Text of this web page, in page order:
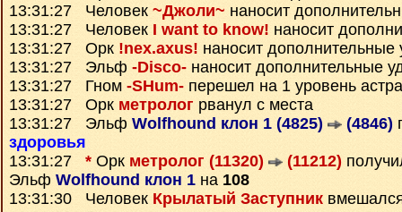
13:31:27 Человек ~Джоли~ наносит
13:31:27 Человек I want to know! наносит
13:31:27 Орк !nex.axus! наносит дополнительные
13:31:27 Эльф -Disco- наносит дополнительные
13:31:27 Гном -SHum- перешел на 1 уровень
13:31:27 Орк метролог рванул с места
13:31:27 Эльф Wolfhound клон 1 (4825) (4846)
здоровья
13:31:27 * Орк метролог (11320) (11212)
Эльф Wolfhound клон 1 на 108
13:31:30 Человек Крылатый Заступник